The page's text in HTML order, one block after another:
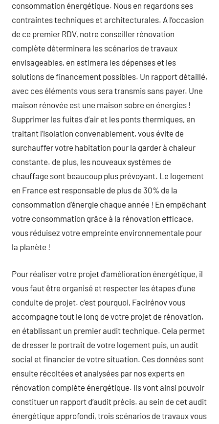
consommation énergétique. Nous en regardons ses
contraintes techniques et architecturales. A l’occasion
de ce premier RDV, notre conseiller rénovation
complète déterminera les scénarios de travaux
envisageables, en estimera les dépenses et les
solutions de financement possibles. Un rapport détaillé,
avec ces éléments vous sera transmis sans payer. Une
maison rénovée est une maison sobre en énergies !
Supprimer les fuites d’air et les ponts thermiques, en
traitant l’isolation convenablement, vous évite de
surchauffer votre habitation pour la garder à chaleur
constante. de plus, les nouveaux systèmes de
chauffage sont beaucoup plus prévoyant. Le logement
en France est responsable de plus de 30% de la
consommation d’énergie chaque année ! En empêchant
votre consommation grâce à la rénovation efficace,
vous réduisez votre empreinte environnementale pour
la planète !
Pour réaliser votre projet d’amélioration énergétique, il
vous faut être organisé et respecter les étapes d’une
conduite de projet. c’est pourquoi, Facirénov vous
accompagne tout le long de votre projet de rénovation,
en établissant un premier audit technique. Cela permet
de dresser le portrait de votre logement puis, un audit
social et financier de votre situation. Ces données sont
ensuite récoltées et analysées par nos experts en
rénovation complète énergétique. Ils vont ainsi pouvoir
constituer un rapport d’audit précis. au sein de cet audit
énergétique approfondi, trois scénarios de travaux vous